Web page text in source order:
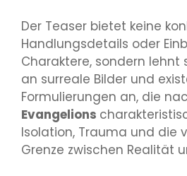
Der Teaser bietet keine
Handlungsdetails oder
Charaktere, sondern
an surreale Bilder und
Formulierungen an, die
Evangelions
Isolation, Trauma und die
Grenze zwischen Realität